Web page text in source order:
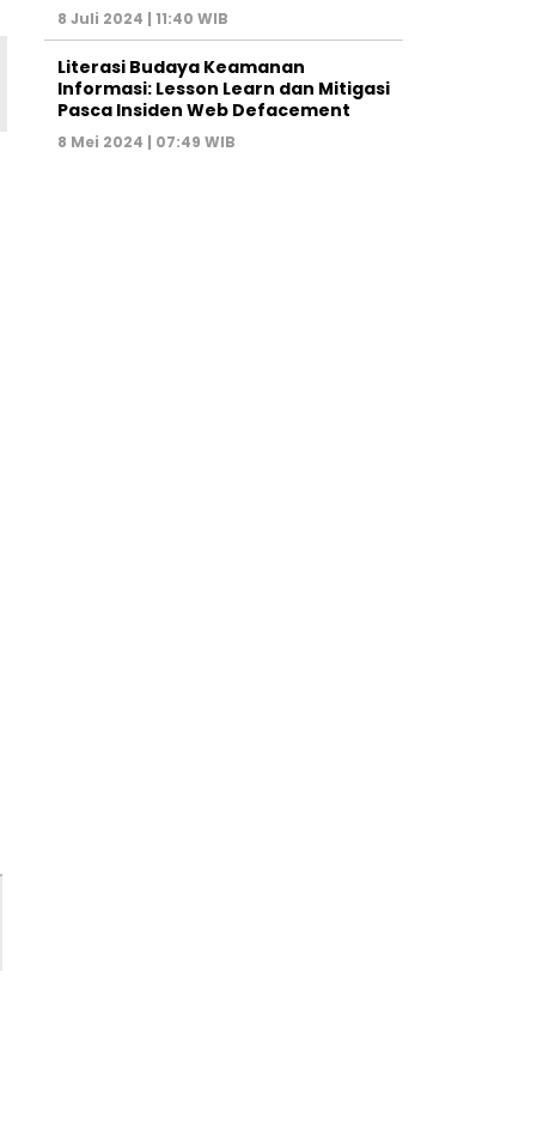
8 Juli 2024 | 11:40 WIB
Literasi Budaya Keamanan
Informasi: Lesson Learn dan Mitigasi
Pasca Insiden Web Defacement
8 Mei 2024 | 07:49 WIB